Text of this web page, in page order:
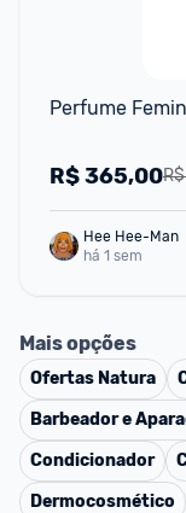
Perfume
R$365,00
Hee Hee-Man
há 1 sem
Mais opções
Ofertas Natura
Barbeador e
Condicionador
Dermocosmético